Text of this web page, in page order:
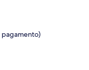
pagamento)